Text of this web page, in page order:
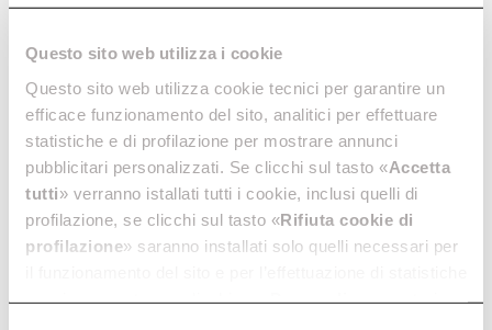
Questo sito web utilizza i cookie
Questo sito web utilizza cookie tecnici per garantire un
efficace funzionamento del sito, analitici per effettuare
statistiche e di profilazione per mostrare annunci
pubblicitari personalizzati. Se clicchi sul tasto «Accetta
tutti» verranno istallati tutti i cookie, inclusi quelli di
profilazione, se clicchi sul tasto «Rifiuta cookie di
profilazione» saranno installati solo quelli necessari per
anonime, mentre se clicchi su «Personalizza», potrai